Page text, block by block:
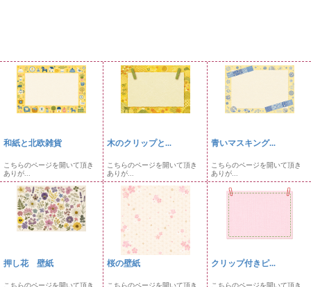
和紙と北欧雑貨
こちらのページを開いて頂き
ありが...
木のクリップと...
こちらのページを開いて頂き
ありが...
青いマスキング...
こちらのページを開いて頂き
ありが...
押し花 壁紙 桜の壁紙 クリップ付きピ...